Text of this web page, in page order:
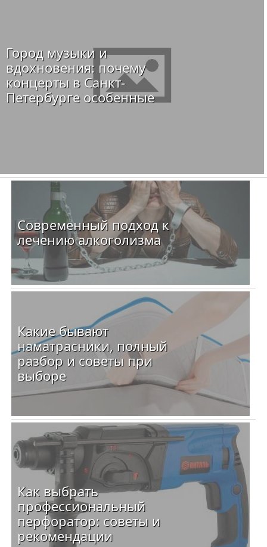
Город музыки и
вдохновения: почему
концерты в Санкт-
Петербурге особенные
Современный подход к
лечению алкоголизма
Какие бывают
наматрасники, полный
разбор и советы при
выборе
Как выбрать
профессиональный
перфоратор: советы и
рекомендации